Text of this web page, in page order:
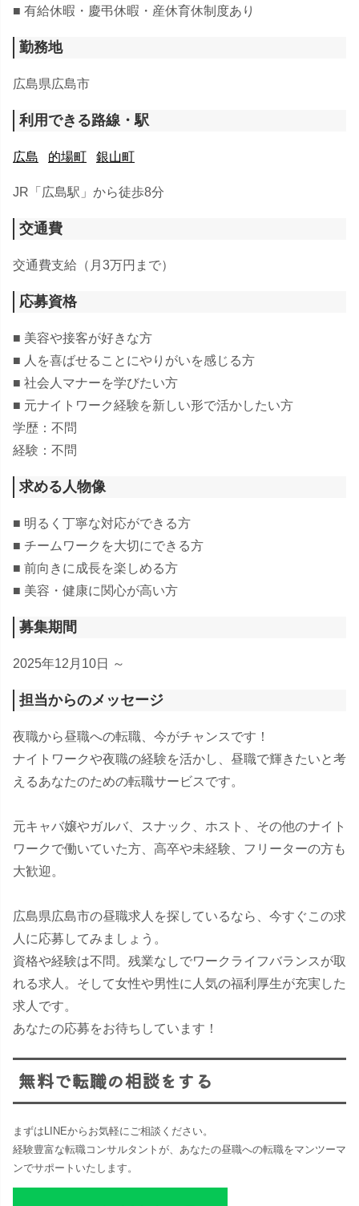
■ 有給休暇・慶弔休暇・産休育休制度あり
勤務地
広島県広島市
利用できる路線・駅
広島 的場町 銀山町
JR「広島駅」から徒歩8分
交通費
交通費支給（月3万円まで）
応募資格
■ 美容や接客が好きな方
■ 人を喜ばせることにやりがいを感じる方
■ 社会人マナーを学びたい方
■ 元ナイトワーク経験を新しい形で活かしたい方
学歴：不問
経験：不問
求める人物像
■ 明るく丁寧な対応ができる方
■ チームワークを大切にできる方
■ 前向きに成長を楽しめる方
■ 美容・健康に関心が高い方
募集期間
2025年12月10日 ～
担当からのメッセージ
夜職から昼職への転職、今がチャンスです！
ナイトワークや夜職の経験を活かし、昼職で輝きたいと考
えるあなたのための転職サービスです。
元キャバ嬢やガルバ、スナック、ホスト、その他のナイト
ワークで働いていた方、高卒や未経験、フリーターの方も
大歓迎。
広島県広島市の昼職求人を探しているなら、今すぐこの求
人に応募してみましょう。
資格や経験は不問。残業なしでワークライフバランスが取
れる求人。そして女性や男性に人気の福利厚生が充実した
求人です。
あなたの応募をお待ちしています！
無料で転職の相談をする
まずはLINEからお気軽にご相談ください。
経験豊富な転職コンサルタントが、あなたの昼職への転職をマンツーマ
ンでサポートいたします。